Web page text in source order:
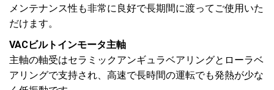
メンテナンス性も非常に良好で長期間に渡ってご使用いた
だけます。
VACビルトインモータ主軸
主軸の軸受はセラミックアンギュラベアリングとローラベ
アリングで支持され、高速で長時間の運転でも発熱が少な